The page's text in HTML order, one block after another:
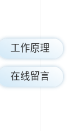
工作原理
在线留言